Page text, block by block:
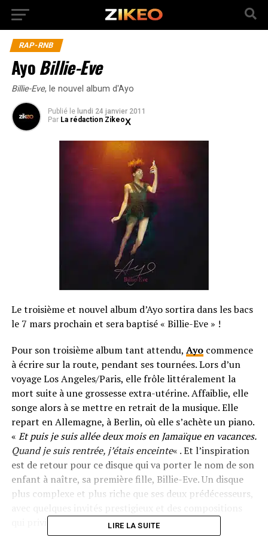
RAP-RNB
AyoBillie-Eve
Billie-Eve, le nouvel album d'Ayo
Publié le lundi 24 janvier 2011
Par La rédaction Zikeo
Le troisième et nouvel album d’Ayo sortira dans les bacs
le 7 mars prochain et sera baptisé « Billie-Eve » !
Pour son troisième album tant attendu, Ayocommence
à écrire sur la route, pendant ses tournées. Lors d’un
voyage Los Angeles/Paris, elle frôle littéralement la
mort suite à une grossesse extra-utérine. Affaiblie, elle
songe alors à se mettre en retrait de la musique. Elle
repart en Allemagne, à Berlin, où elle s’achète un piano.
« Et puis je suis allée deux mois en Jamaïque en vacances.
Quand je suis rentrée, j’étais enceinte« . Et l’inspiration
est de retour pour ce disque qui va porter le nom de son
enfant à naître, sa première fille, Billie-Eve. Un disque
plus complexe et plus riche que ses deux prédécesseurs,
qui privilégient l’émotion à fleur de peau.
LIRE LA SUITE